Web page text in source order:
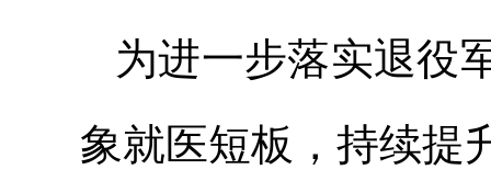
为进一步落实退役
象就医短板，持续提